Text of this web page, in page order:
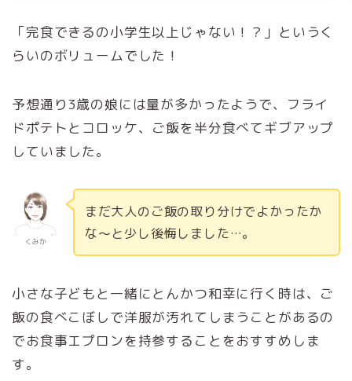
「完食できるの小学生以上じゃない！？」というく
らいのボリュームでした！
予想通り3歳の娘には量が多かったようで、フライ
ドポテトとコロッケ、ご飯を半分食べてギブアップ
していました。
くみか
まだ大人のご飯の取り分けでよかったか
な～と少し後悔しました…。
小さな子どもと一緒にとんかつ和幸に行く時は、ご
飯の食べこぼしで洋服が汚れてしまうことがあるの
でお食事エプロンを持参することをおすすめしま
す。